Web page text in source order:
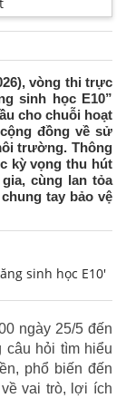
vòng thi trực
sinh học E10”
cho chuỗi hoạt
đồng về sử
trường. Thông
kỳ vọng thu hút
cùng lan tỏa
tay bảo vệ
sinh học E10'
ngày 25/5 đến
câu hỏi tìm hiểu
phổ biến đến
vai trò, lợi ích